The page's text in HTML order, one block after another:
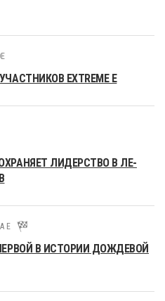
EXTREME E
ЛИДЕРСТВО В ЛЕ-
E
В ИСТОРИИ ДОЖДЕВОЙ